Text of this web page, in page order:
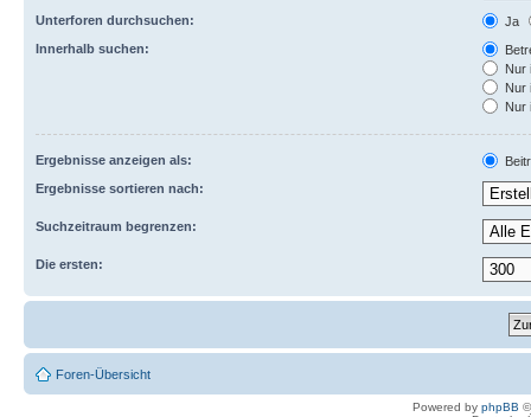
Unterforen durchsuchen:
Ja
Innerhalb suchen:
Nur
Nur
Nur
Ergebnisse anzeigen als:
Ergebnisse sortieren nach:
Suchzeitraum begrenzen:
Die ersten:
Foren-Übersicht
Powered by phpBB